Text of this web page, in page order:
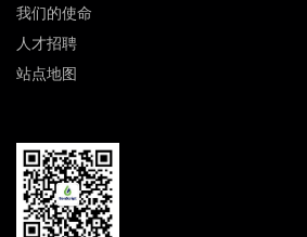
我们的使命
人才招聘
站点地图